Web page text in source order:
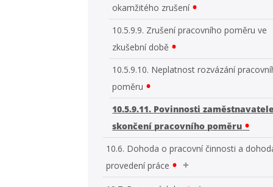
okamžitého zrušení
10.5.9.9. Zrušení pracovního poměru ve
zkušební době
10.5.9.10. Neplatnost rozvázání
poměru
10.5.9.11. Povinnosti
skončení pracovního poměru
10.6. Dohoda o pracovní činnosti a
provedení práce